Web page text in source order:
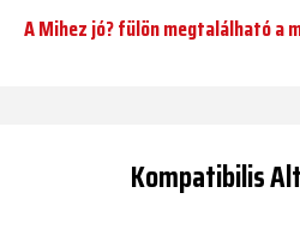
A Mihez jó? fülön megtalálható a
Kompatibilis